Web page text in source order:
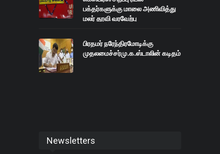
பக்தர்களுக்கு மாலை அணிவித்து
மலர் தூவி வரவேற்பு
பிரதமர் நரேந்திரமோடிக்கு
முதலமைச்சர்மு.க.ஸ்டாலின் கடிதம்
Newsletters